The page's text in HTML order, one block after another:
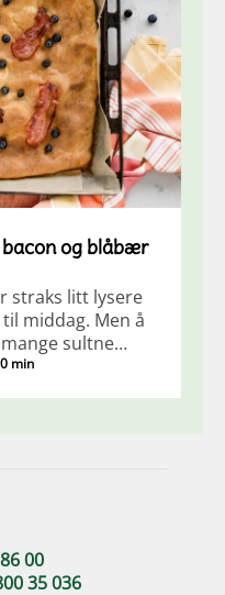
og blåbær
straks litt lysere
middag. Men å
sultne…
min
00
35 036